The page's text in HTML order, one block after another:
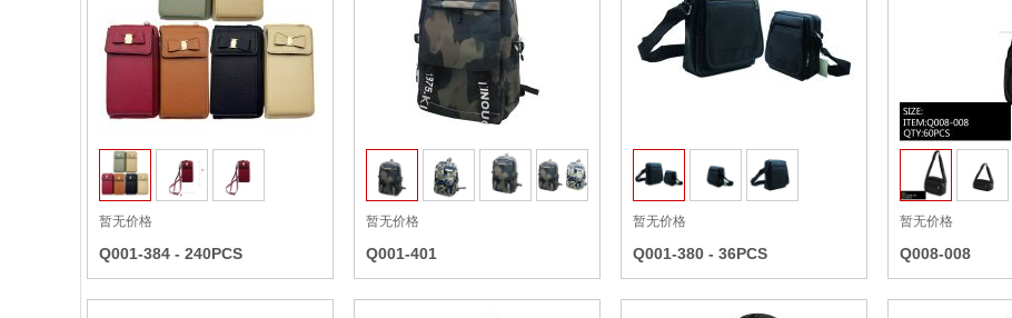
收藏
暂无价格
Q001-384 - 240PCS
暂无价格
Q001-401
收藏
暂无价格
Q001-380 - 36PCS
暂无价格
Q008-008